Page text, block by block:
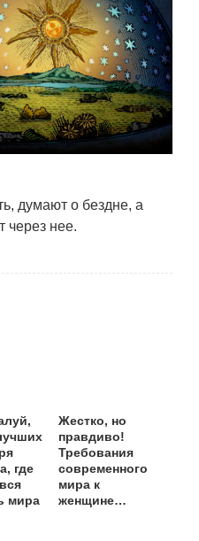
думают о бездне, а
через нее.
где
мира
Жестко, но
правдиво!
Требования
современного
мира к
женщине…